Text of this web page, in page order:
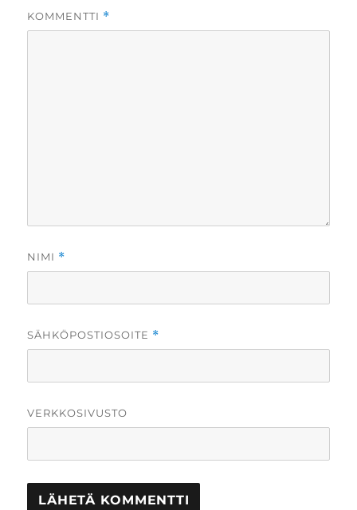
KOMMENTTI *
NIMI *
SÄHKÖPOSTIOSOITE *
VERKKOSIVUSTO